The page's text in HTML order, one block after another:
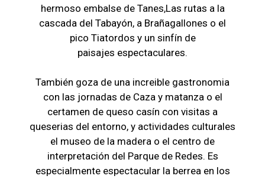
hermoso embalse de Tanes,Las rutas a la
cascada del Tabayón, a Brañagallones o el
pico Tiatordos y un sinfín de
paisajes espectaculares.
También goza de una increible gastronomia
con las jornadas de Caza y matanza o el
certamen de queso casín con visitas a
queserias del entorno, y actividades culturales
el museo de la madera o el centro de
interpretación del Parque de Redes. Es
especialmente espectacular la berrea en los